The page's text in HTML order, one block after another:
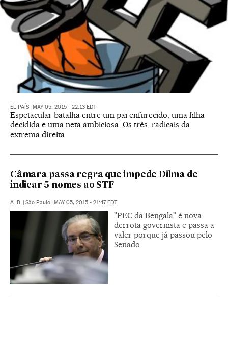
EL PAÍS MAY 05, 2015 - 22:13 EDT
Espetacular batalha entre um pai enfurecido, uma filha
decidida e uma neta ambiciosa. Os três, radicais da
extrema direita
Câmara passa regra que impede Dilma de
indicar 5 nomes ao STF
A. B. São Paulo MAY 05, 2015 - 21:47 EDT
"PEC da Bengala" é nova
derrota governista e passa a
valer porque já passou pelo
Senado